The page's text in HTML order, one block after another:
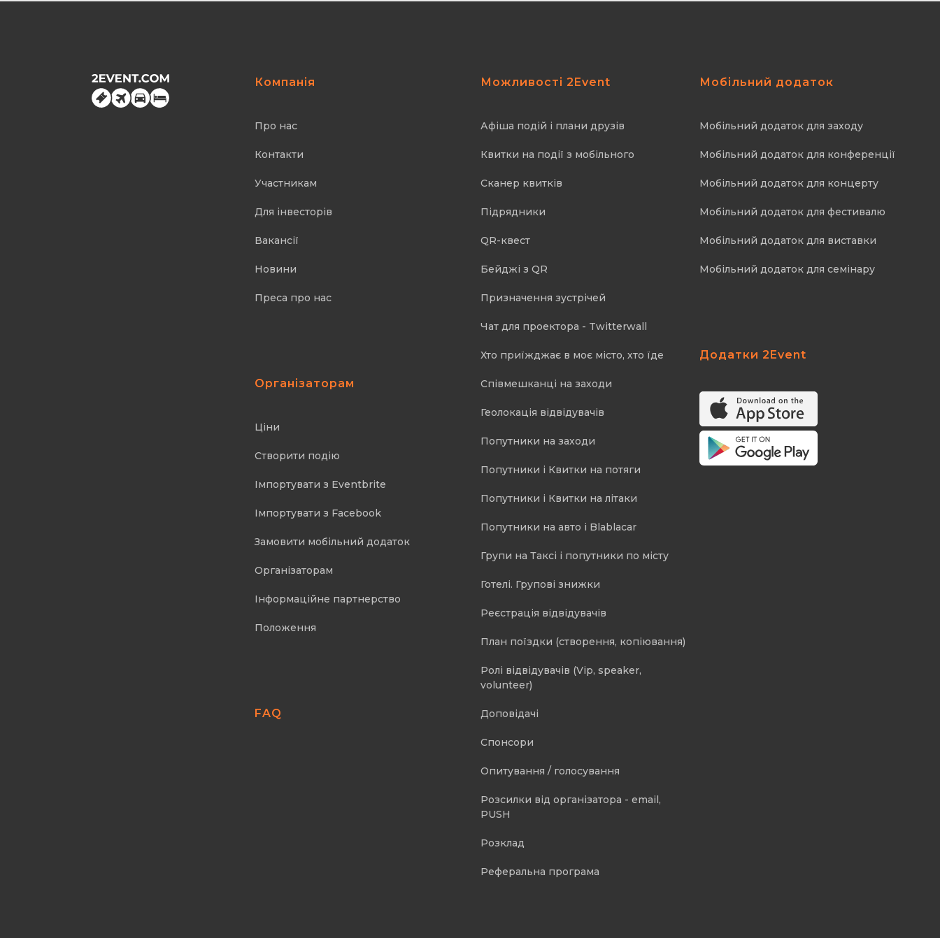
Компанія
Про нас
Контакти
Участникам
Для інвесторів
Вакансії
Новини
Преса про нас
Організаторам
Ціни
Створити подію
Імпортувати з Eventbrite
Імпортувати з Facebook
Замовити мобільний додаток
Організаторам
Інформаційне партнерство
Положення
FAQ
Можливості 2Event
Афіша подій і плани друзів
Квитки на події з мобільного
Cканер квитків
Підрядники
QR-квест
Бейджі з QR
Призначення зустрічей
Чат для проектора - Twitterwall
Хто приїжджає в моє місто, хто їде
Співмешканці на заходи
Геолокація відвідувачів
Попутники на заходи
Попутники і Квитки на потяги
Попутники і Квитки на літаки
Попутники на авто і Blablacar
Групи на Таксі і попутники по місту
Готелі. Групові знижки
Реєстрація відвідувачів
План поїздки (створення, копіювання)
Ролі відвідувачів (Vip, speaker,
volunteer)
Доповідачі
Спонсори
Опитування / голосування
Розсилки від організатора - email,
PUSH
Розклад
Реферальна програма
Мобільний додаток
Мобільний додаток для заходу
Мобільний додаток для конференції
Мобільний додаток для концерту
Мобільний додаток для фестивалю
Мобільний додаток для виставки
Мобільний додаток для семінару
Додатки 2Event